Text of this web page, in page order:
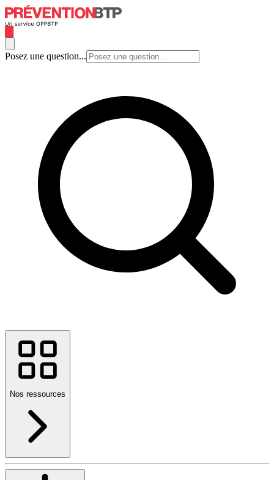
Posez une question...
Nos ressources